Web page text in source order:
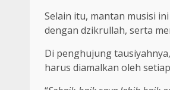
Selain itu, mantan musisi
dengan dzikrullah, serta
Di penghujung
harus diamalkan oleh